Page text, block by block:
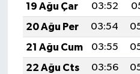
19 Ağu Çar
03:52
20 Ağu Per
03:54
21 Ağu Cum
03:55
22 Ağu Cts
03:56